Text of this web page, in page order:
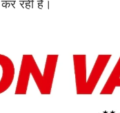
रही है।